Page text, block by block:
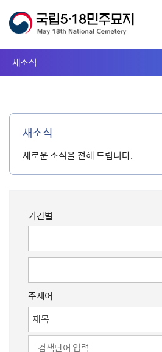
새소식
새소식
새로운 소식을 전해 드립니다.
기간별
주제어